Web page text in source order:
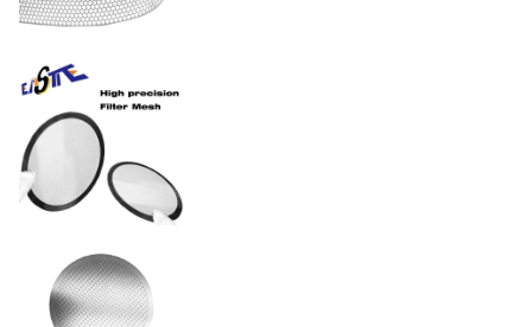
सतह परिष्करण
सामग्री
प्रक्रिया